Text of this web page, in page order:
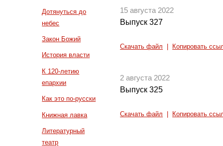
Дотянуться до
небес
Закон Божий
История власти
К 120-летию
епархии
Как это по-русски
Книжная лавка
Литературный
театр
15 августа 2022
Выпуск 327
Скачать файл Копировать
2 августа 2022
Выпуск 325
Скачать файл Копировать